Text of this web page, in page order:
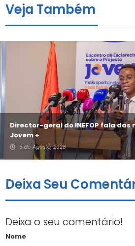
Veja Também
Director-geral do INEFOP fala das
Jovem +
5 de Agosto, 2026
Deixa Seu
Deixa o seu comentário!
Nome